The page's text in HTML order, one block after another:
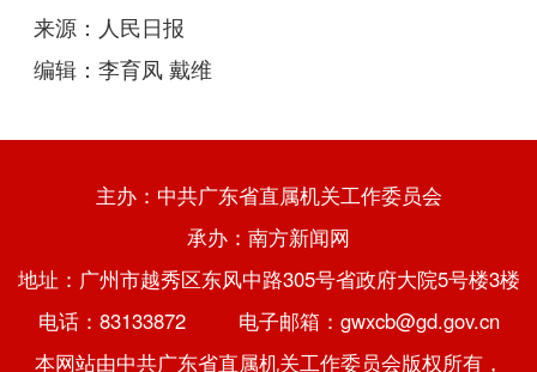
来源：人民日报
编辑：李育凤 戴维
主办：中共广东省直属机关工作委员会
承办：南方新闻网
地址：广州市越秀区东风中路305号省政府大院5号楼3楼
电话：83133872 电子邮箱：gwxcb@gd.gov.cn
本网站由中共广东省直属机关工作委员会版权所有，